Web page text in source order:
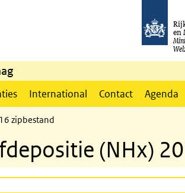
en
International Contact Agenda
zipbestand
(NHx)